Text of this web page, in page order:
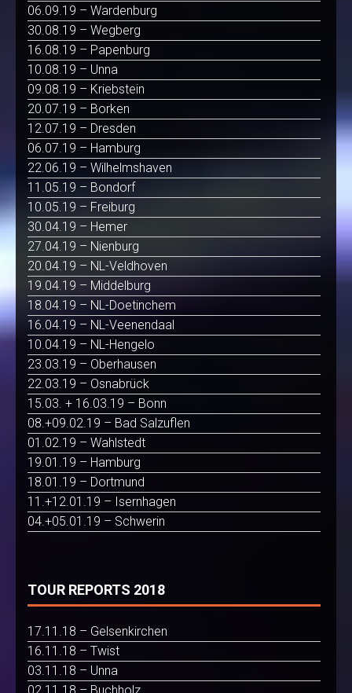
06.09.19 – Wardenburg
30.08.19 – Wegberg
16.08.19 – Papenburg
10.08.19 – Unna
09.08.19 – Kriebstein
20.07.19 – Borken
12.07.19 – Dresden
06.07.19 – Hamburg
22.06.19 – Wilhelmshaven
11.05.19 – Bondorf
10.05.19 – Freiburg
30.04.19 – Hemer
27.04.19 – Nienburg
20.04.19 – NL-Veldhoven
19.04.19 – Middelburg
18.04.19 – NL-Doetinchem
16.04.19 – NL-Veenendaal
10.04.19 – NL-Hengelo
23.03.19 – Oberhausen
22.03.19 – Osnabrück
15.03. + 16.03.19 – Bonn
08.+09.02.19 – Bad Salzuflen
01.02.19 – Wahlstedt
19.01.19 – Hamburg
18.01.19 – Dortmund
11.+12.01.19 – Isernhagen
04.+05.01.19 – Schwerin
TOUR REPORTS 2018
17.11.18 – Gelsenkirchen
16.11.18 – Twist
03.11.18 – Unna